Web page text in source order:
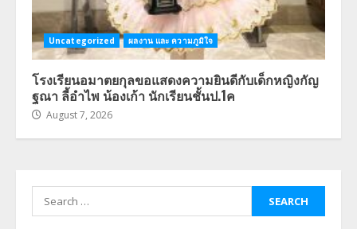
Uncategorized ผลงาน และ ความภูมิใจ
โรงเรียนอมาตยกุลขอแสดงความยินดีกับเด็กหญิงกัญ
ฐณา ลี้อำไพ น้องเก้า นักเรียนชั้นป.1ค
August 7, 2026
Search
for: